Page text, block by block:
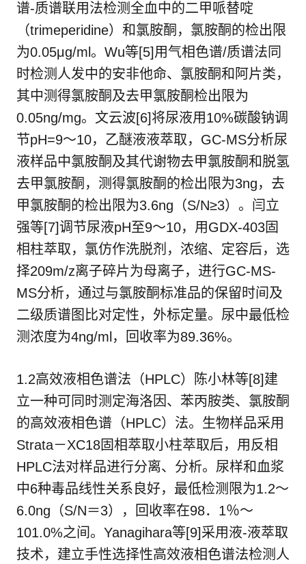
谱-质谱联用法检测全血中的二甲哌替啶
（trimeperidine）和氯胺酮，氯胺酮的检出限
为0.05μg/ml。Wu等[5]用气相色谱/质谱法同
时检测人发中的安非他命、氯胺酮和阿片类，
其中测得氯胺酮及去甲氯胺酮检出限为
0.05ng/mg。文云波[6]将尿液用10%碳酸钠调
节pH=9～10，乙醚液液萃取，GC-MS分析尿
液样品中氯胺酮及其代谢物去甲氯胺酮和脱氢
去甲氯胺酮，测得氯胺酮的检出限为3ng，去
甲氯胺酮的检出限为3.6ng（S/N≥3）。闫立
强等[7]调节尿液pH至9～10，用GDX-403固
相柱萃取，氯仿作洗脱剂，浓缩、定容后，选
择209m/z离子碎片为母离子，进行GC-MS-
MS分析，通过与氯胺酮标准品的保留时间及
二级质谱图比对定性，外标定量。尿中最低检
测浓度为4ng/ml，回收率为89.36%。
1.2高效液相色谱法（HPLC）陈小林等[8]建
立一种可同时测定海洛因、苯丙胺类、氯胺酮
的高效液相色谱（HPLC）法。生物样品采用
Strata－XC18固相萃取小柱萃取后，用反相
HPLC法对样品进行分离、分析。尿样和血浆
中6种毒品线性关系良好，最低检测限为1.2～
6.0ng（S/N＝3），回收率在98．1％～
101.0%之间。Yanagihara等[9]采用液-液萃取
技术，建立手性选择性高效液相色谱法检测人